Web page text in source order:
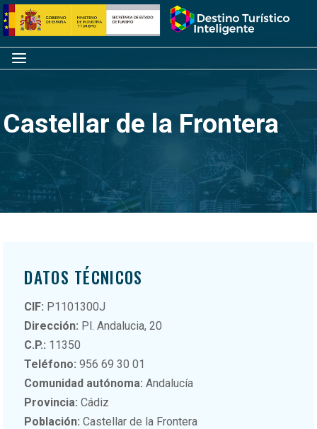
Saltar
al
contenido
Inicio
Menú
Castellar de la Frontera
DATOS TÉCNICOS
CIF: P1101300J
Dirección: Pl. Andalucia, 20
C.P.: 11350
Teléfono: 956 69 30 01
Comunidad autónoma: Andalucía
Provincia: Cádiz
Población: Castellar de la Frontera